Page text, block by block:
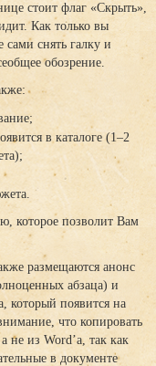
стоит флаг «Скрыть»,
Как только вы
снять галку и
обозрение.
в каталоге (1–2
которое позволит Вам
размещаются анонс
абзаца) и
который появится на
что копировать
не из Word’а, так как
в документе